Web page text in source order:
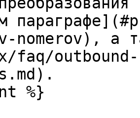
nomerov), а
faq/
%}